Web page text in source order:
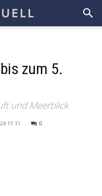
zum 5.
und Meerblick
11:11 0